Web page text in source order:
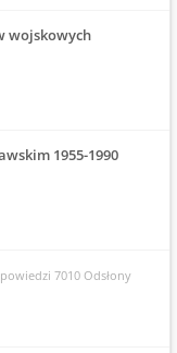
wojskowych
1955-1990
7010 Odsłony